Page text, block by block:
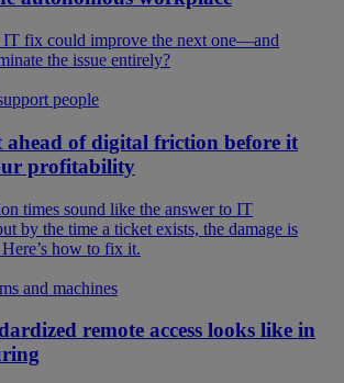
fix could improve the next one—and
the issue entirely?
people
ahead of digital friction before it
profitability
times sound like the answer to IT
by the time a ticket exists, the damage is
how to fix it.
and machines
remote access looks like in